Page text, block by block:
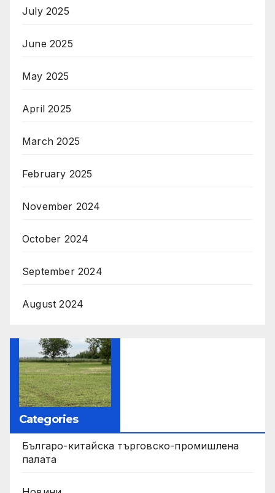
July 2025
June 2025
May 2025
April 2025
March 2025
February 2025
November 2024
October 2024
September 2024
August 2024
Categories
Българо-китайска търговско-промишлена
палата